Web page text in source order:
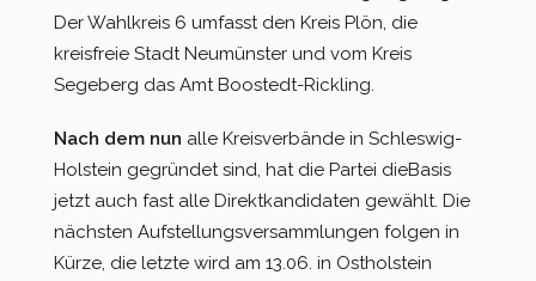
Der Wahlkreis 6 umfasst den Kreis Plön, die
kreisfreie Stadt Neumünster und vom Kreis
Segeberg das Amt Boostedt-Rickling.
Nach dem nun alle Kreisverbände in Schleswig-
Holstein gegründet sind, hat die Partei dieBasis
jetzt auch fast alle Direktkandidaten gewählt. Die
nächsten Aufstellungsversammlungen folgen in
Kürze, die letzte wird am 13.06. in Ostholstein